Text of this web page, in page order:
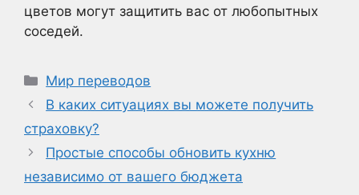
цветов могут защитить вас от любопытных
соседей.
Рубрики
Мир переводов
В каких ситуациях вы можете получить
страховку?
Простые способы обновить кухню
независимо от вашего бюджета